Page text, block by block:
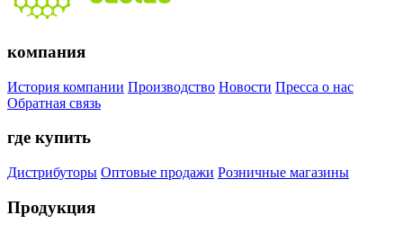
компания
История компании Производство Новости Пресса о нас
Обратная связь
где купить
Дистрибуторы Оптовые продажи Розничные магазины
Продукция